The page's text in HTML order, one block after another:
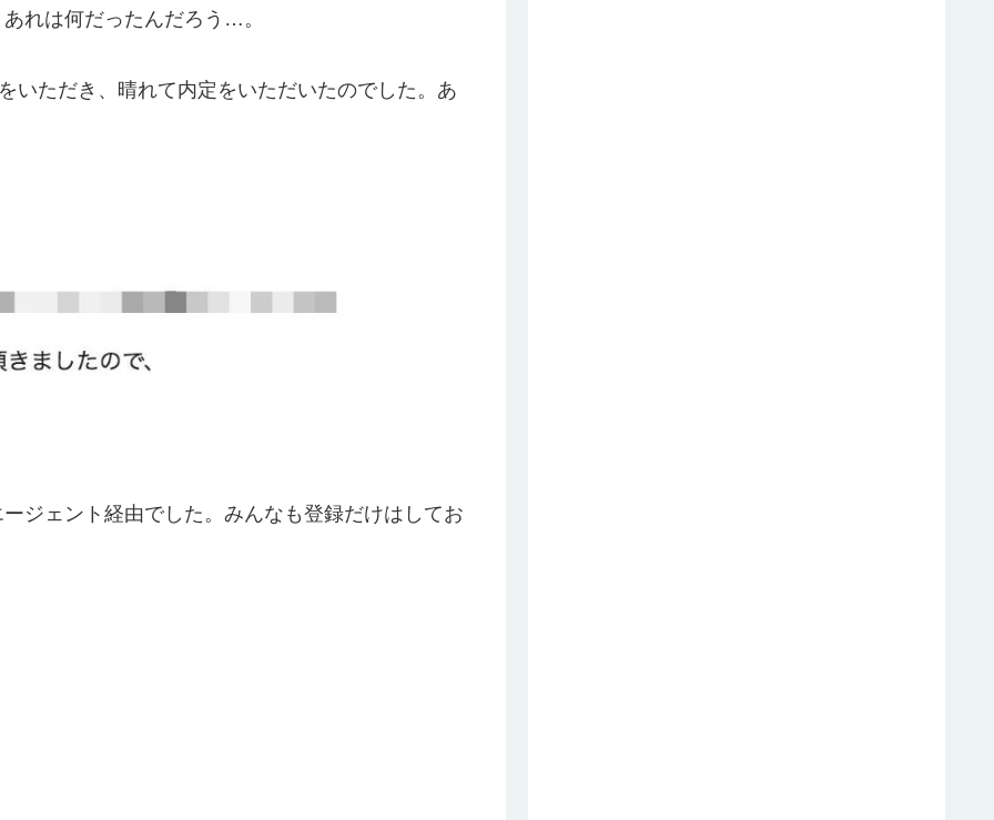
れは何だったんだろう…。
いただき、晴れて内定をいただいたのでした。あ
ジェント経由でした。みんなも登録だけはしてお